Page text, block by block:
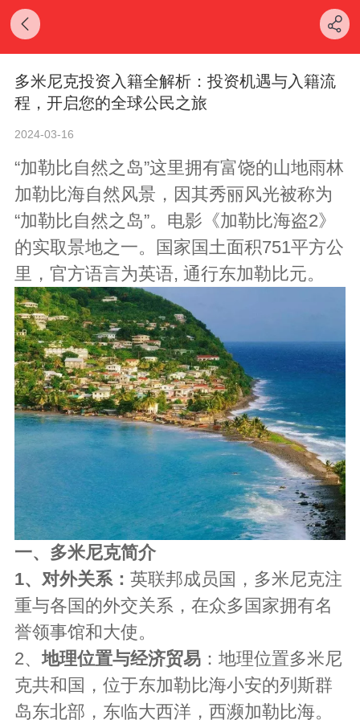
多米尼克投资入籍全解析：投资机遇与入籍流
程，开启您的全球公民之旅
2024-03-16
“加勒比自然之岛”这里拥有富饶的山地雨林
加勒比海自然风景，因其秀丽风光被称为
“加勒比自然之岛”。电影《加勒比海盗2》
的实取景地之一。国家国土面积751平方公
里，官方语言为英语, 通行东加勒比元。
一、多米尼克简介
1、对外关系：英联邦成员国，多米尼克注
重与各国的外交关系，在众多国家拥有名
誉领事馆和大使。
2、地理位置与经济贸易 ：地理位置多米尼
克共和国，位于东加勒比海小安的列斯群
岛东北部，东临大西洋，西濒加勒比海。